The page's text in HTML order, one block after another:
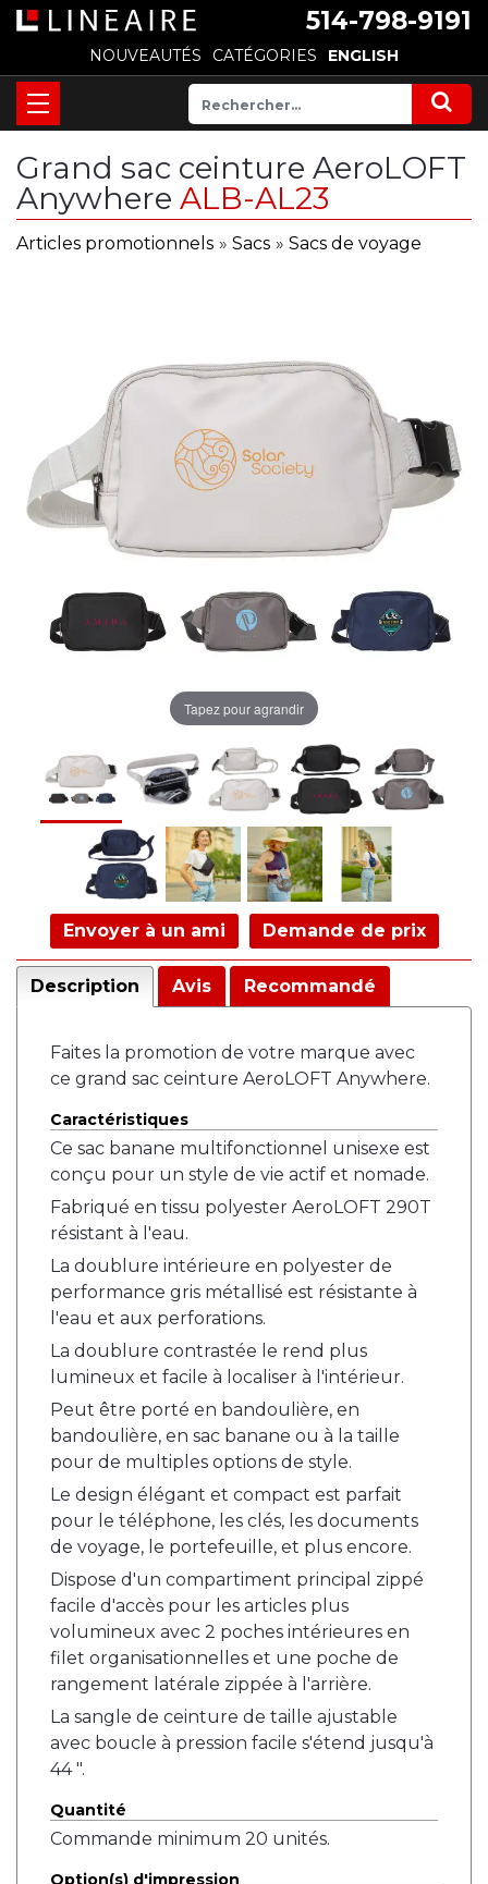
514-798-9191
NOUVEAUTÉS CATÉGORIES ENGLISH
Grand sac ceinture AeroLOFT
Anywhere ALB-AL23
Articles promotionnels » Sacs » Sacs de voyage
Tapez pour agrandir
Envoyer à un ami Demande de prix
Description Avis Recommandé
Faites la promotion de votre marque avec
ce grand sac ceinture AeroLOFT Anywhere.
Caractéristiques
Ce sac banane multifonctionnel unisexe est
conçu pour un style de vie actif et nomade.
Fabriqué en tissu polyester AeroLOFT 290T
résistant à l'eau.
La doublure intérieure en polyester de
performance gris métallisé est résistante à
l'eau et aux perforations.
La doublure contrastée le rend plus
lumineux et facile à localiser à l'intérieur.
Peut être porté en bandoulière, en
bandoulière, en sac banane ou à la taille
pour de multiples options de style.
Le design élégant et compact est parfait
pour le téléphone, les clés, les documents
de voyage, le portefeuille, et plus encore.
Dispose d'un compartiment principal zippé
facile d'accès pour les articles plus
volumineux avec 2 poches intérieures en
filet organisationnelles et une poche de
rangement latérale zippée à l'arrière.
La sangle de ceinture de taille ajustable
avec boucle à pression facile s'étend jusqu'à
44 ".
Quantité
Commande minimum 20 unités.
Option(s) d'impression